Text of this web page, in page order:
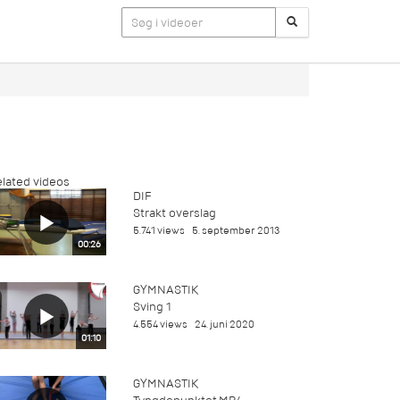
videos
00:26
DIF
Strakt overslag
5.741 views 5. september 2013
01:10
GYMNASTIK
Sving 1
4.554 views 24. juni 2020
GYMNASTIK